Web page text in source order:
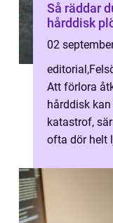
Så räddar
hårddisk
02
editorial,
Att förlora
hårddisk
katastrof,
ofta dör helt